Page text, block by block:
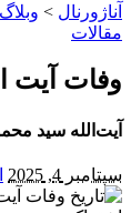
آناژورنال > وبلاگ
مقالات
وفات آیت‌ الله
آیت‌الله سید محمود
سپتامبر 4, 2025